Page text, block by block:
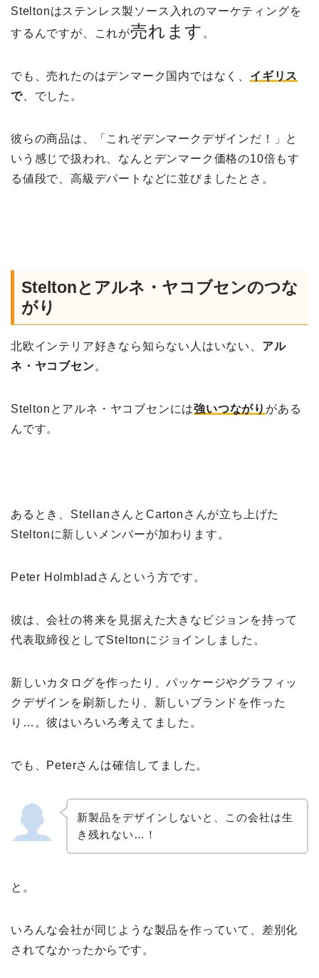
Steltonはステンレス製ソース入れのマーケティングを
するんですが、これが売れます 。
でも、売れたのはデンマーク国内ではなく、 イギリス
で、でした。
彼らの商品は、「これぞデンマークデザインだ！」と
いう感じで扱われ、なんとデンマーク価格の10倍もす
る値段で、高級デパートなどに並びましたとさ。
Steltonとアルネ・ヤコブセンのつな
がり
北欧インテリア好きなら知らない人はいない、 アル
ネ・ヤコブセン。
Steltonとアルネ・ヤコブセンには強いつながり がある
んです。
あるとき、StellanさんとCartonさんが立ち上げた
Steltonに新しいメンバーが加わります。
Peter Holmbladさんという方です。
彼は、会社の将来を見据えた大きなビジョンを持って
代表取締役としてSteltonにジョインしました。
新しいカタログを作ったり、パッケージやグラフィッ
クデザインを刷新したり、新しいブランドを作った
り…。彼はいろいろ考えてました。
でも、Peterさんは確信してました。
新製品をデザインしないと、この会社は生
き残れない…！
と。
いろんな会社が同じような製品を作っていて、差別化
されてなかったからです。